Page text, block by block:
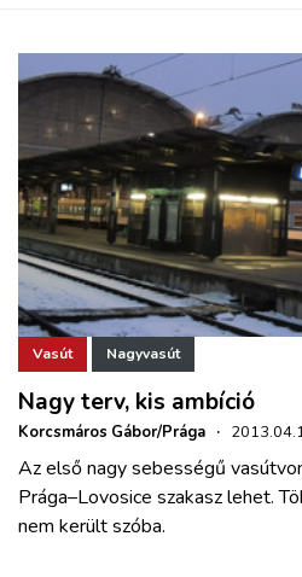
Vasút Nagyvasút
Nagy terv, kis ambíció
Korcsmáros Gábor/Prága ·
Az első nagy sebességű
Prága–Lovosice szakasz lehet.
nem került szóba.